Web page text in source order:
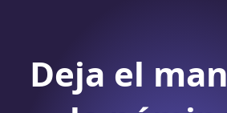
Deja el